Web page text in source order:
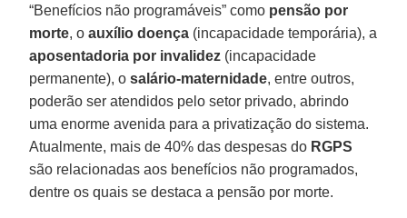
“Benefícios não programáveis” como pensão por
morte, oauxílio doença (incapacidade temporária), a
aposentadoria por invalidez (incapacidade
permanente), osalário-maternidade, entre outros,
poderão ser atendidos pelo setor privado, abrindo
uma enorme avenida para a privatização do sistema.
Atualmente, mais de 40% das despesas do RGPS
são relacionadas aos benefícios não programados,
dentre os quais se destaca a pensão por morte.